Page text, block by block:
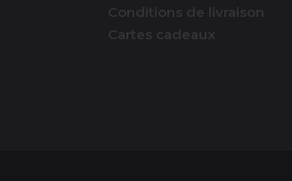
Conditions de livraison
Cartes cadeaux